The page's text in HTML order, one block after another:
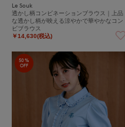
Le Souk
透かし柄コンビネーションブラウス｜上品
な透かし柄が映える涼やかで華やかなコン
ビブラウス
￥14,630(税込)
50%
OFF